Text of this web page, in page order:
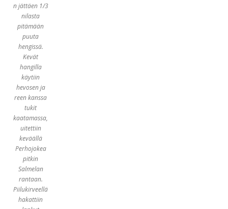
n jättäen 1/3
nilasta
pitämään
puuta
hengissä.
Kevät
hangilla
käytiin
hevosen ja
reen kanssa
tukit
kaatamassa,
uitettiin
keväällä
Perhojokea
pitkin
Salmelan
rantaan.
Piilukirveellä
hakattiin